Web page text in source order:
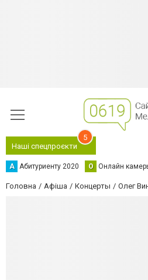
Наші спецпроєкти
5
А Абитуриенту 2020 О Онлайн
Головна Афіша Концерты Олег